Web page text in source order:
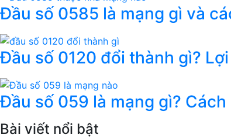
Đầu số 0585 là mạng gì và
Đầu số 0120 đổi thành gì?
Đầu số 059 là mạng gì?
Bài viết nổi bật